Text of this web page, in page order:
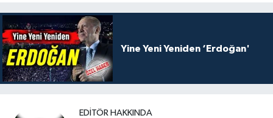
Yine Yeni Yeniden ‘Erdoğan'
EDITÖR HAKKINDA